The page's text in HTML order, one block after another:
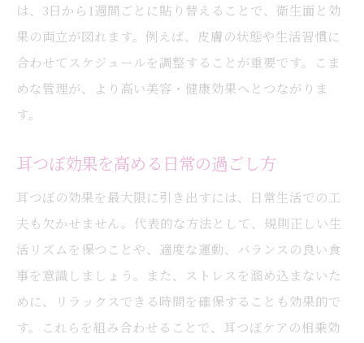
は、3日から1週間ごとに貼り替えることで、衛生面と効
果の両立が図れます。例えば、皮膚の状態や生活習慣に
合わせてスケジュールを調整することが重要です。こま
めな管理が、より高い美容・健康効果へとつながりま
す。
耳つぼ効果を高める日常の過ごし方
耳つぼの効果を最大限に引き出すには、日常生活での工
夫も欠かせません。代表的な方法として、規則正しい生
活リズムを保つことや、適度な運動、バランスの良い食
事を意識しましょう。また、ストレスを溜め込まないた
めに、リラックスできる時間を確保することも効果的で
す。これらを組み合わせることで、耳つぼケアの相乗効